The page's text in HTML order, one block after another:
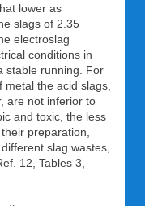
lower as
slags of 2.35
electroslag
conditions in
stable running. For
the acid slags,
are not inferior to
and toxic, the less
preparation,
slag wastes,
12, Tables 3,